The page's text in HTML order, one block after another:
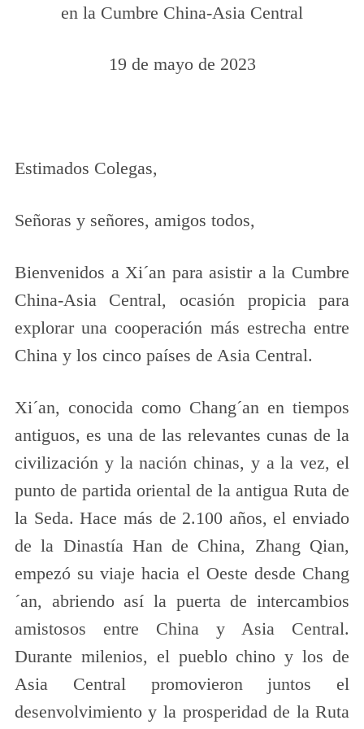
en la Cumbre China-Asia Central
19 de mayo de 2023
Estimados Colegas,
Señoras y señores, amigos todos,
Bienvenidos a Xi´an para asistir a la Cumbre
China-Asia Central, ocasión propicia para
explorar una cooperación más estrecha entre
China y los cinco países de Asia Central.
Xi´an, conocida como Chang´an en tiempos
antiguos, es una de las relevantes cunas de la
civilización y la nación chinas, y a la vez, el
punto de partida oriental de la antigua Ruta de
la Seda. Hace más de 2.100 años, el enviado
de la Dinastía Han de China, Zhang Qian,
empezó su viaje hacia el Oeste desde Chang
´an, abriendo así la puerta de intercambios
amistosos entre China y Asia Central.
Durante milenios, el pueblo chino y los de
Asia Central promovieron juntos el
desenvolvimiento y la prosperidad de la Ruta